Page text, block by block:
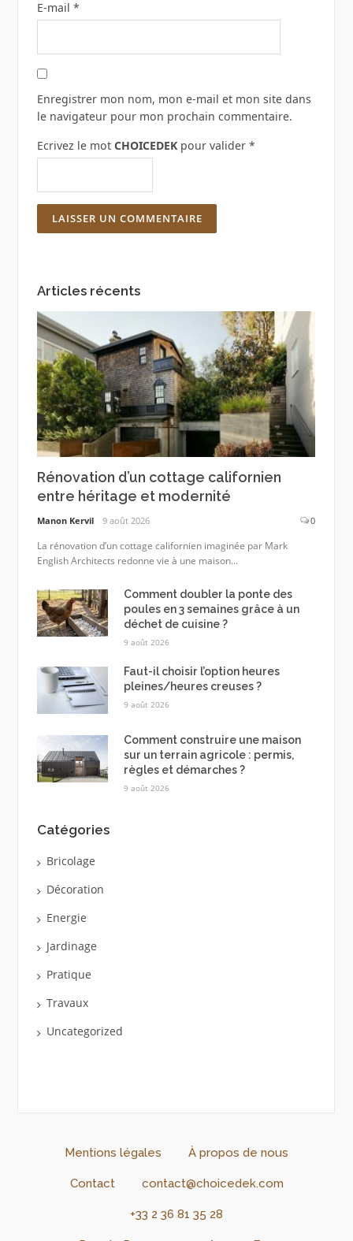
E-mail *
Enregistrer mon nom, mon e-mail et mon site dans
le navigateur pour mon prochain commentaire.
Ecrivez le mot CHOICEDEKpour valider *
Articles récents
Rénovation d’un cottage californien
entre héritage et modernité
Manon Kervil 9 août 2026 0
La rénovation d’un cottage californien imaginée par Mark
English Architects redonne vie à une maison...
Comment doubler la ponte des
poules en 3 semaines grâce à un
déchet de cuisine ?
9 août 2026
Faut-il choisir l’option heures
pleines/heures creuses ?
9 août 2026
Comment construire une maison
sur un terrain agricole : permis,
règles et démarches ?
9 août 2026
Catégories
Bricolage
Décoration
Energie
Jardinage
Pratique
Travaux
Uncategorized
Mentions légales À propos de nous
Contact contact@choicedek.com
+33 2 36 81 35 28